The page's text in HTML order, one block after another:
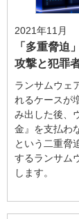
2021年11月
「多重脅迫
攻撃と犯罪
ランサムウェ
れるケースが
み出した後、
金』を支払わ
という二重脅
するランサム
します。